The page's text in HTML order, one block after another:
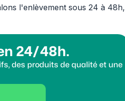
l'enlèvement sous 24 à 48h,
24/48h.
des produits de qualité et une